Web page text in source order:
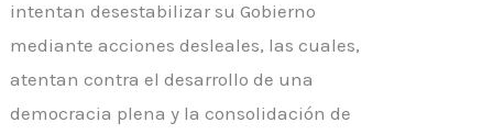
intentan desestabilizar su Gobierno
mediante acciones desleales, las cuales,
atentan contra el desarrollo de una
democracia plena y la consolidación de